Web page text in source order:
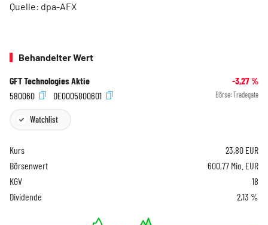
Quelle: dpa-AFX
Behandelter Wert
GFT Technologies Aktie -3,27%
580060
DE0005800601 Börse: Tradegate
Watchlist
Kurs 23,80 EUR
Börsenwert
600,77 Mio. EUR
KGV
18
Dividende
2,13 %